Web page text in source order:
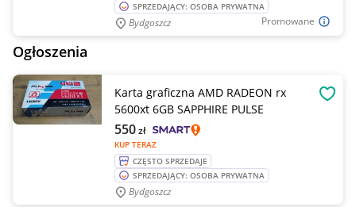
Promowane
SPRZEDAJĄCY: OSOBA PRYWATNA
Bydgoszcz
Ogłoszenia
Karta graficzna AMD RADEON rx
5600xt 6GB SAPPHIRE PULSE
KUP TERAZ
550zł
CZĘSTO SPRZEDAJE
SPRZEDAJĄCY: OSOBA PRYWATNA
Bydgoszcz